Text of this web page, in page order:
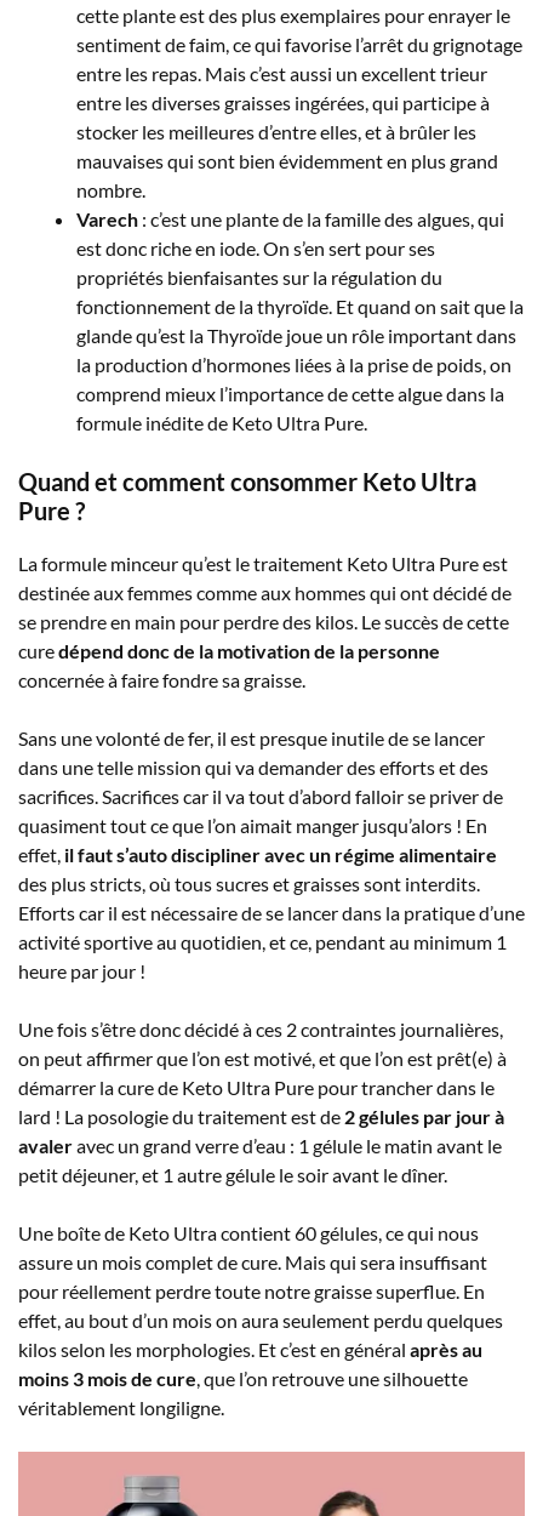
cette plante est des plus exemplaires pour enrayer le
sentiment de faim, ce qui favorise l’arrêt du grignotage
entre les repas. Mais c’est aussi un excellent trieur
entre les diverses graisses ingérées, qui participe à
stocker les meilleures d’entre elles, et à brûler les
mauvaises qui sont bien évidemment en plus grand
nombre.
Varech : c’est une plante de la famille des algues, qui
est donc riche en iode. On s’en sert pour ses
propriétés bienfaisantes sur la régulation du
fonctionnement de la thyroïde. Et quand on sait que la
glande qu’est la Thyroïde joue un rôle important dans
la production d’hormones liées à la prise de poids, on
comprend mieux l’importance de cette algue dans la
formule inédite de Keto Ultra Pure.
Quand et comment consommer Keto Ultra
Pure ?
La formule minceur qu’est le traitement Keto Ultra Pure est
destinée aux femmes comme aux hommes qui ont décidé de
se prendre en main pour perdre des kilos. Le succès de cette
curedépend donc de la motivation de la personne
concernée à faire fondre sa graisse.
Sans une volonté de fer, il est presque inutile de se lancer
dans une telle mission qui va demander des efforts et des
sacrifices. Sacrifices car il va tout d’abord falloir se priver de
quasiment tout ce que l’on aimait manger jusqu’alors ! En
effet, il faut s’auto discipliner avec un régime alimentaire
des plus stricts, où tous sucres et graisses sont interdits.
Efforts car il est nécessaire de se lancer dans la pratique d’une
activité sportive au quotidien, et ce, pendant au minimum 1
heure par jour !
Une fois s’être donc décidé à ces 2 contraintes journalières,
on peut affirmer que l’on est motivé, et que l’on est prêt(e) à
démarrer la cure de Keto Ultra Pure pour trancher dans le
lard ! La posologie du traitement est de 2 gélules par jour à
avaleravec un grand verre d’eau : 1 gélule le matin avant le
petit déjeuner, et 1 autre gélule le soir avant le dîner.
Une boîte de Keto Ultra contient 60 gélules, ce qui nous
assure un mois complet de cure. Mais qui sera insuffisant
pour réellement perdre toute notre graisse superflue. En
effet, au bout d’un mois on aura seulement perdu quelques
kilos selon les morphologies. Et c’est en général après au
moins 3 mois de cure, que l’on retrouve une silhouette
véritablement longiligne.